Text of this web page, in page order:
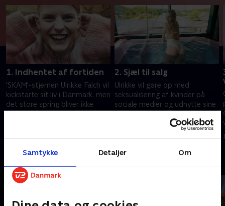
Samtykke Detaljer Om
1. Indhentet af fortiden
'SKAM'-stjernen Ulrikke Falch vil
kickstarte sit liv i Danmark, men
det store spring bliver ikke
lettere, da en sexvideo fra
2. Sjæl til salg
Ulrikke vil gøre op med
seksualisering af kvinder på
sociale medier og udnytte sine
mange følgere på Instagram til
at få styr på sin skrantende
14. marts 2023 • 16 min